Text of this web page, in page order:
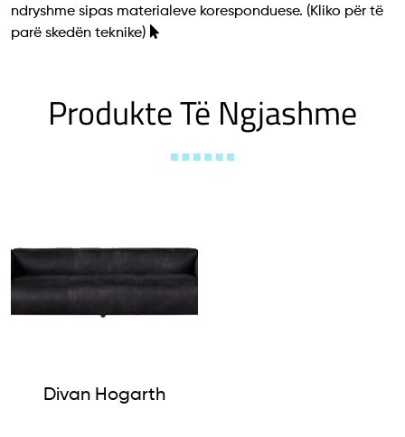
ndryshme sipas materialeve koresponduese. (Kliko për të
parë skedën teknike)
Produkte Të Ngjashme
Divan Hogarth